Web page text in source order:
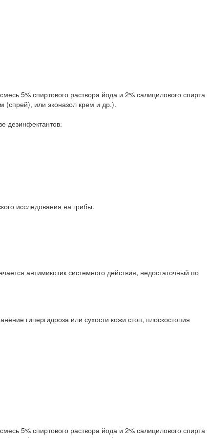
5% спиртового раствора йода и 2% салицилового спирта
(спрей), или эконазол крем и др.).
дезинфектантов:
исследования на грибы.
антимикотик системного действия, недостаточный по
гипергидроза или сухости кожи стоп, плоскостопия
5% спиртового раствора йода и 2% салицилового спирта